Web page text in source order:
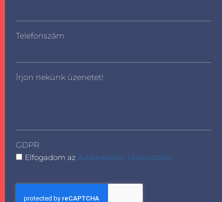
Telefonszám
Írjon nekünk üzenetet!
GDPR
Elfogadom azAdatkezelési Tájékoztatót.